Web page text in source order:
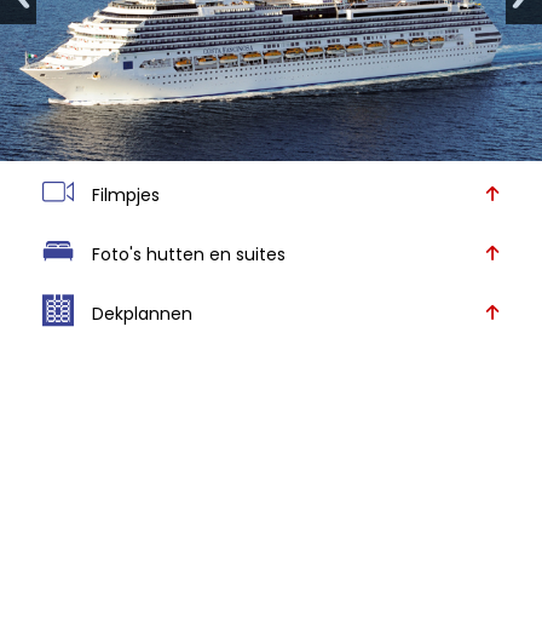
Filmpjes
Foto's hutten en suites
Dekplannen